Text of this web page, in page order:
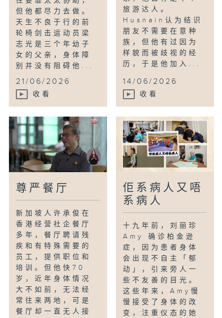
但他都尽力去做。
天生不良于行的前
轮椅剑击运动员梁
志光是三个年幼子
女的父亲，身体障
别并没有阻碍他...
21/06/2026
收看
旅游达人。
Husnain认为结识
朋友不需要在意种
族，但他有过因为
样貌而被歧视的经
历，于是他加入...
14/06/2026
收看
尊严餐厅
新加坡人许承俊在
香港经营社企餐厅
多年，餐厅聘请残
疾和有特殊需要的
员工，提供职位和
培训。但他快70
岁，近年身体情况
大不如前，无法经
常往来两地，可是
餐厅却一直无人接
佢系病人又唔
系病人
十九年前，刘丽珍
Amy 确诊柏金逊
症，因为患者身体
会出现不自主「郁
动」，引来旁人一
些不友善的目光。
这些年来，Amy慢
慢接受了身体的改
变，注重仪态的她